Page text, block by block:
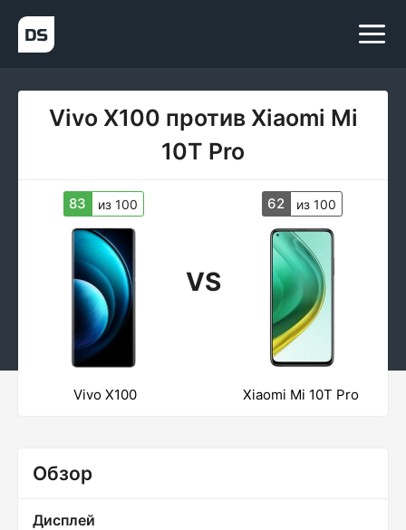
Vivo X100 против Xiaomi Mi
10T Pro
83 из 100
VS
62 из 100
Vivo X100 Xiaomi Mi 10T Pro
Обзор
Дисплей